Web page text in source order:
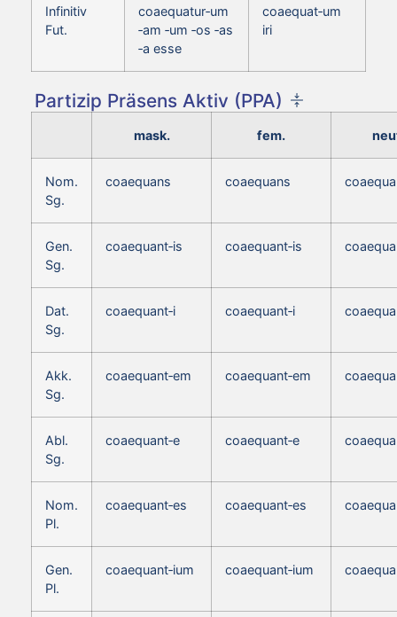
Infinitiv
Fut.
coaequatur‑um
‑am ‑um ‑os ‑as
‑a esse
coaequat‑um
iri
Partizip Präsens Aktiv (PPA)
mask. fem.
Nom.
Sg.
coaequans coaequans
Gen.
Sg.
coaequant‑is coaequant‑is
Dat.
Sg.
coaequant‑i coaequant‑i
Akk.
Sg.
coaequant‑em coaequant‑em
Abl.
Sg.
coaequant‑e coaequant‑e
Nom.
Pl.
coaequant‑es coaequant‑es
Gen.
Pl.
coaequant‑ium coaequant‑ium